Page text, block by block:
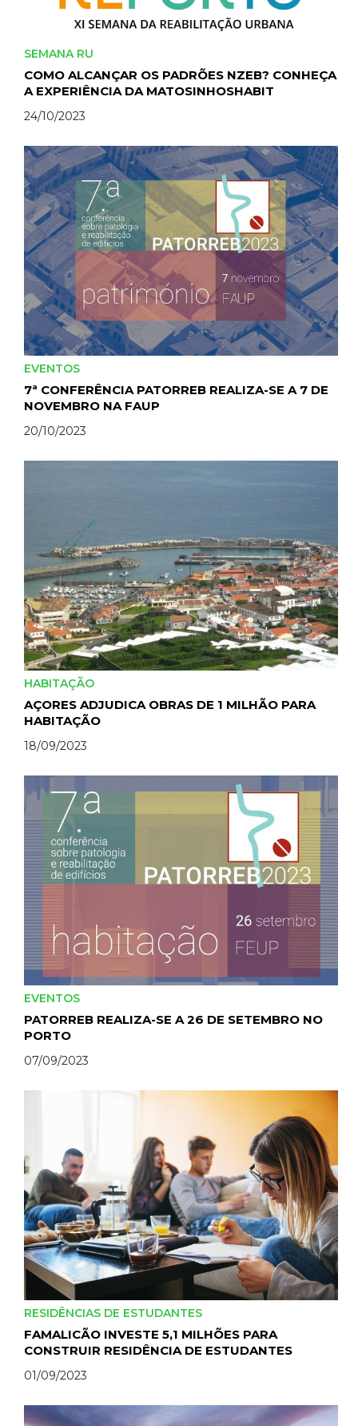
SEMANA RU
COMO ALCANÇAR OS PADRÕES NZEB? CONHEÇA
A EXPERIÊNCIA DA MATOSINHOSHABIT
24/10/2023
EVENTOS
7ª CONFERÊNCIA PATORREB REALIZA-SE A 7 DE
NOVEMBRO NA FAUP
20/10/2023
HABITAÇÃO
AÇORES ADJUDICA OBRAS DE 1 MILHÃO PARA
HABITAÇÃO
18/09/2023
EVENTOS
PATORREB REALIZA-SE A 26 DE SETEMBRO NO
PORTO
07/09/2023
RESIDÊNCIAS DE ESTUDANTES
FAMALICÃO INVESTE 5,1 MILHÕES PARA
CONSTRUIR RESIDÊNCIA DE ESTUDANTES
01/09/2023